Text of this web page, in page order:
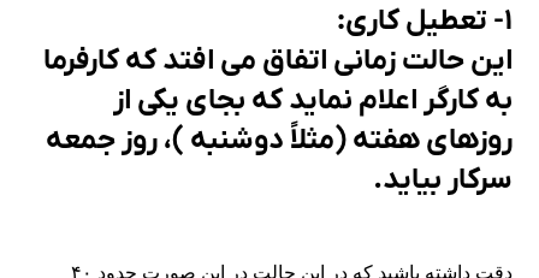
۱- تعطیل کاری:
این حالت زمانی اتفاق می افتد که کارفرما
به کارگر اعلام نماید که بجای یکی از
روزهای هفته (مثلاً دوشنبه )، روز جمعه
سرکار بیاید.
دقت داشته باشید که در این حالت در این صورت حدود ۴۰